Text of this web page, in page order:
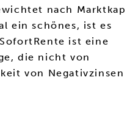
nach Marktkap
ein schönes, ist es
ist eine
die nicht von
von Negativzinsen